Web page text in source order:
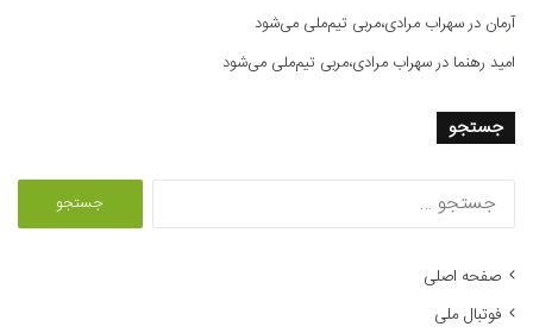
آرمان درسهراب مرادی،مربی تیم‌ملی می‌شود
امید رهنما درسهراب مرادی،مربی تیم‌ملی می‌شود
جستجو
صفحه اصلی
فوتبال ملی